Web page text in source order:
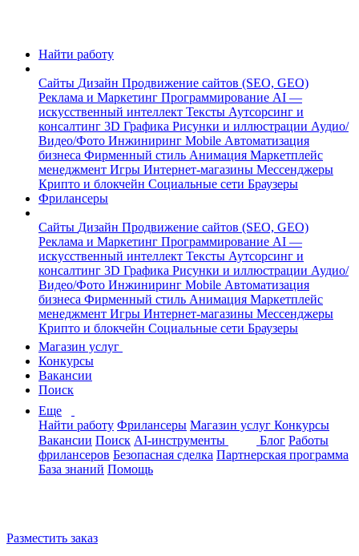
Найти работу
Сайты Дизайн Продвижение сайтов (SEO, GEO)
Реклама и Маркетинг Программирование AI —
искусственный интеллект Тексты Аутсорсинг и
консалтинг 3D Графика Рисунки и иллюстрации Аудио/
Видео/Фото Инжиниринг Mobile Автоматизация
бизнеса Фирменный стиль Анимация Маркетплейс
менеджмент Игры Интернет-магазины Мессенджеры
Крипто и блокчейн Социальные сети Браузеры
Фрилансеры
Сайты Дизайн Продвижение сайтов (SEO, GEO)
Реклама и Маркетинг Программирование AI —
искусственный интеллект Тексты Аутсорсинг и
консалтинг 3D Графика Рисунки и иллюстрации Аудио/
Видео/Фото Инжиниринг Mobile Автоматизация
бизнеса Фирменный стиль Анимация Маркетплейс
менеджмент Игры Интернет-магазины Мессенджеры
Крипто и блокчейн Социальные сети Браузеры
Магазин услуг
Конкурсы
Вакансии
Поиск
Еще
Найти работу Фрилансеры Магазин услуг Конкурсы
Вакансии Поиск AI-инструменты Блог Работы
фрилансеров Безопасная сделка Партнерская программа
База знаний Помощь
Разместить заказ